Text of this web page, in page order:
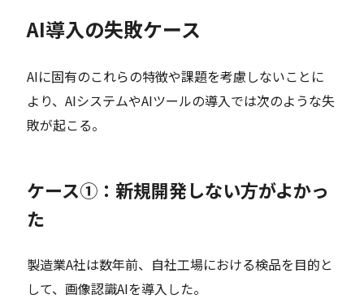
AI導入の失敗ケース
AIに固有のこれらの特徴や課題を考慮しないことに
より、AIシステムやAIツールの導入では次のような失
敗が起こる。
ケース①：新規開発しない方がよかっ
た
製造業A社は数年前、自社工場における検品を目的と
して、画像認識AIを導入した。